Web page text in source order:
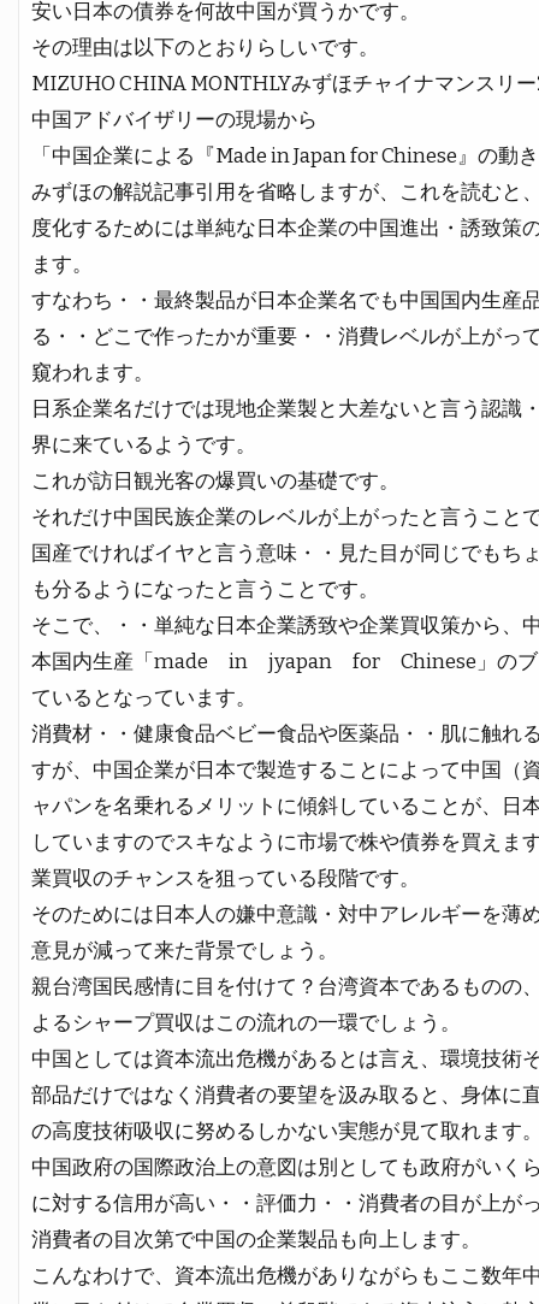
安い日本の債券を何故中国が買うかです。
その理由は以下のとおりらしいです。
MIZUHO CHINA MONTHLYみずほチャイナマンスリ
中国アドバイザリーの現場から
「中国企業による『Made in Japan for Chinese』の動
みずほの解説記事引用を省略しますが、これを読むと
度化するためには単純な日本企業の中国進出・誘致策
ます。
すなわち・・最終製品が日本企業名でも中国国内生産
る・・どこで作ったかが重要・・消費レベルが上がっ
窺われます。
日系企業名だけでは現地企業製と大差ないと言う認識
界に来ているようです。
これが訪日観光客の爆買いの基礎です。
それだけ中国民族企業のレベルが上がったと言うこと
国産でければイヤと言う意味・・見た目が同じでもち
も分るようになったと言うことです。
そこで、・・単純な日本企業誘致や企業買収策から、
本国内生産「made in jyapan for Chinese」のブ
ているとなっています。
消費材・・健康食品ベビー食品や医薬品・・肌に触れ
すが、中国企業が日本で製造することによって中国（
ャパンを名乗れるメリットに傾斜していることが、日
していますのでスキなように市場で株や債券を買えま
業買収のチャンスを狙っている段階です。
そのためには日本人の嫌中意識・対中アレルギーを薄
意見が減って来た背景でしょう。
親台湾国民感情に目を付けて？台湾資本であるものの
よるシャープ買収はこの流れの一環でしょう。
中国としては資本流出危機があるとは言え、環境技術
部品だけではなく消費者の要望を汲み取ると、身体に
の高度技術吸収に努めるしかない実態が見て取れます
中国政府の国際政治上の意図は別としても政府がいく
に対する信用が高い・・評価力・・消費者の目が上が
消費者の目次第で中国の企業製品も向上します。
こんなわけで、資本流出危機がありながらもここ数年